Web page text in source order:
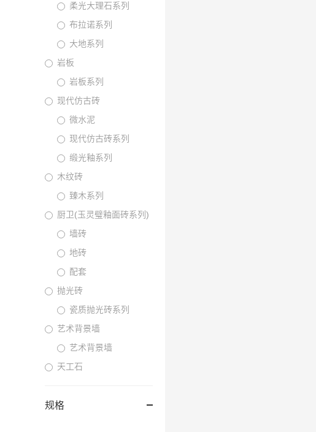
柔光大理石系列
布拉诺系列
大地系列
岩板
岩板系列
现代仿古砖
微水泥
现代仿古砖系列
缎光釉系列
木纹砖
臻木系列
厨卫(玉灵璧釉面砖系列)
墙砖
地砖
配套
抛光砖
瓷质抛光砖系列
艺术背景墙
艺术背景墙
天工石
规格